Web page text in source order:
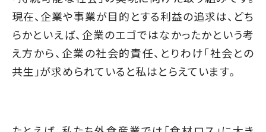
現在、企業や事業が目的とする利益の追求は、どち
らかといえば、企業のエゴではなかったかという考
え方から、企業の社会的責任、とりわけ「社会との
共生」が求められていると私はとらえています。